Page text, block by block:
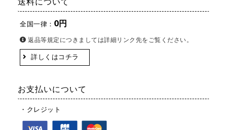
送料について
全国一律： 0円
返品等規定につきましては詳細リンク先をご覧ください。
詳しくはコチラ
お支払いについて
・クレジット